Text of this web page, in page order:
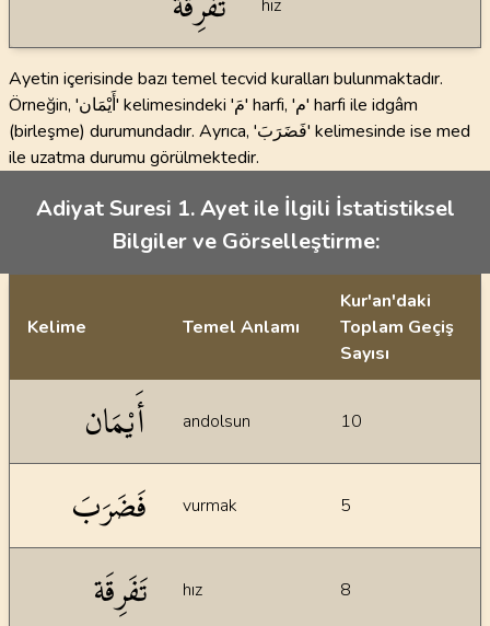
hız
Ayetin içerisinde bazı temel tecvid kuralları bulunmaktadır.
Örneğin, 'أَيْمَان' kelimesindeki 'مَ' harfi, 'م' harfi ile idgâm
(birleşme) durumundadır. Ayrıca, 'فَضَرَبَ' kelimesinde ise med
ile uzatma durumu görülmektedir.
Adiyat Suresi 1. Ayet ile İlgili İstatistiksel
Bilgiler ve Görselleştirme:
Kelime Temel Anlamı
Kur'an'daki
Toplam Geçiş
Sayısı
أَيْمَان andolsun 10
فَضَرَبَ vurmak 5
تَفَرِقَة hız 8